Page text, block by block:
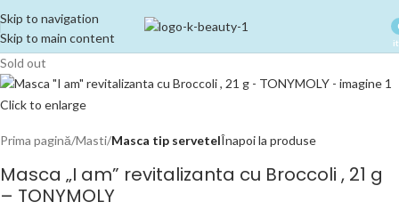
Skip to navigation
Skip to main content
Sold out
Click to enlarge
Prima pagină Masti Masca tip servetelÎnapoi la produse
Masca „I am” revitalizanta cu Broccoli , 21 g
– TONYMOLY